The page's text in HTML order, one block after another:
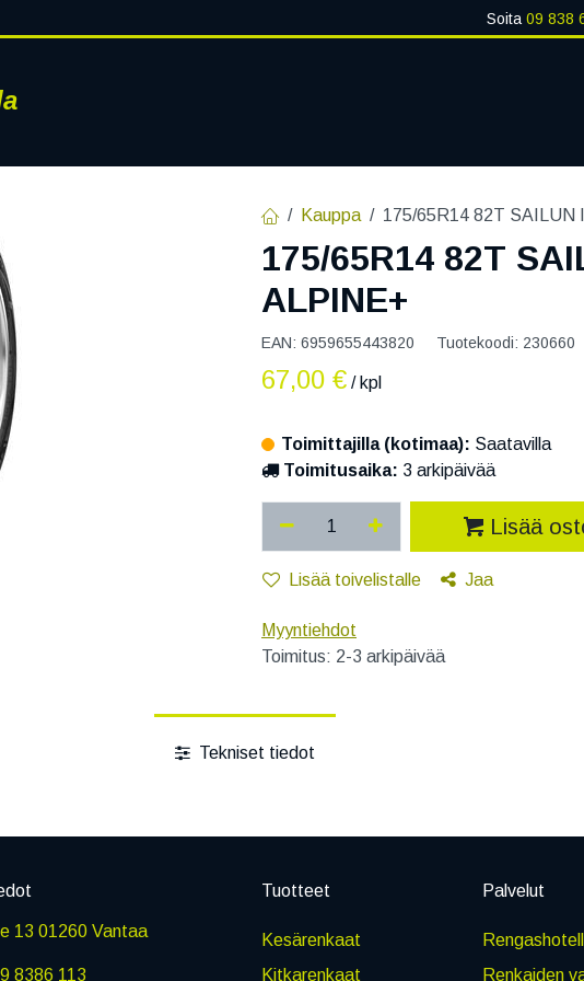
Soita 09 838
RENKAAT
Kauppa 175/65R14 82T SAILUN
175/65R14 82T
ALPINE+
EAN: 6959655443820 Tuotekoodi: 230660
67,00 € / kpl
Toimittajilla (kotimaa): Saatavilla
Toimitusaika: 3 arkipäivää
Lisää
Lisää toivelistalle Jaa
Myyntiehdot
Toimitus: 2-3 arkipäivää
Tekniset tiedot
13 01260 Vantaa
8386 113
Tuotteet
Kesärenkaat
Kitkarenkaat
Palvelut
Renkaiden